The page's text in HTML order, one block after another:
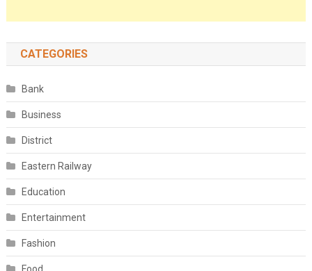
CATEGORIES
Bank
Business
District
Eastern Railway
Education
Entertainment
Fashion